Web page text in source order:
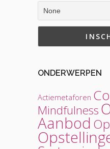
ONDERWERPEN
Actiemetaforen
Mindfulness
Aanbod